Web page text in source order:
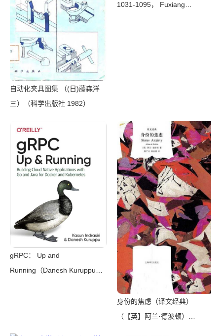
自动化夹具图集 （(日)藤森洋
三）（科学出版社 1982）
1031-1095， Fuxiang
gRPC： Up and
Running（Danesh Kuruppu，
身份的焦虑（译文经典）
（【英】阿兰·德波顿）